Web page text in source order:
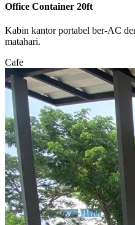
Office Container 20ft
Kabin kantor portabel ber-AC
matahari.
Cafe